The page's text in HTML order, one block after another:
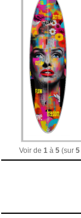
Voir de 1 à 5 (sur 5